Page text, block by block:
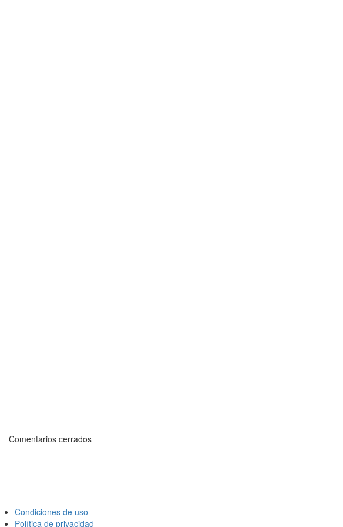
Comentarios cerrados
Condiciones de uso
Política de privacidad